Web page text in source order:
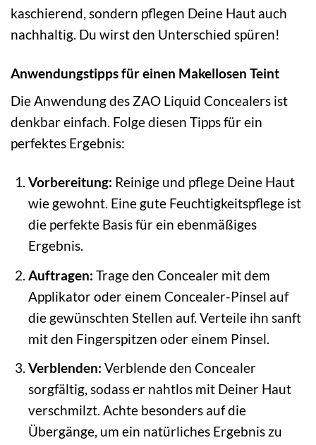
kaschierend, sondern pflegen Deine Haut auch
nachhaltig. Du wirst den Unterschied spüren!
Anwendungstipps für einen Makellosen Teint
Die Anwendung des ZAO Liquid Concealers ist
denkbar einfach. Folge diesen Tipps für ein
perfektes Ergebnis:
Vorbereitung: Reinige und pflege Deine Haut
wie gewohnt. Eine gute Feuchtigkeitspflege ist
die perfekte Basis für ein ebenmäßiges
Ergebnis.
Auftragen: Trage den Concealer mit dem
Applikator oder einem Concealer-Pinsel auf
die gewünschten Stellen auf. Verteile ihn sanft
mit den Fingerspitzen oder einem Pinsel.
Verblenden: Verblende den Concealer
sorgfältig, sodass er nahtlos mit Deiner Haut
verschmilzt. Achte besonders auf die
Übergänge, um ein natürliches Ergebnis zu